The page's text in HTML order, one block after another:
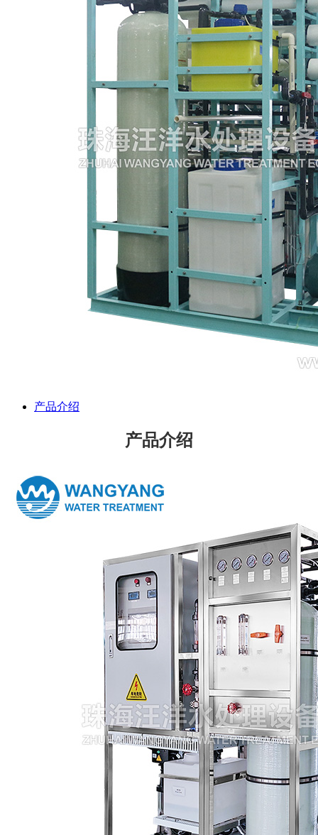
产品介绍
产品介绍